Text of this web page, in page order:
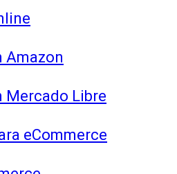
Amazon
Mercado Libre
eCommerce